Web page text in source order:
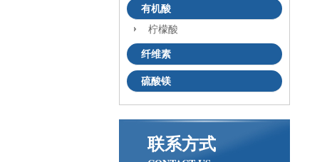
有机酸
柠檬酸
纤维素
硫酸镁
联系方式